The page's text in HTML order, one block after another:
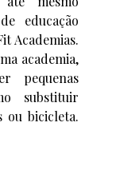
educação
Academias.
academia,
pequenas
substituir
ou bicicleta.